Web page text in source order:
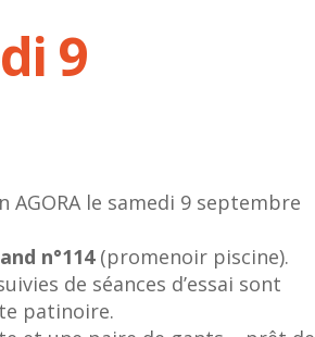
9
AGORA le samedi 9 septembre
n°114 (promenoir piscine).
de séances d’essai sont
patinoire.